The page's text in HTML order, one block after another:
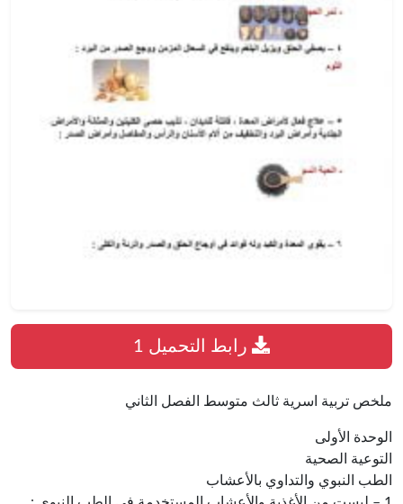
ملخص تربية اسرية ثالث متوسط الفصل الثاني
الوحدة الأولى
التوعية الصحية
الطب النبوي والتداوي بالأعشاب